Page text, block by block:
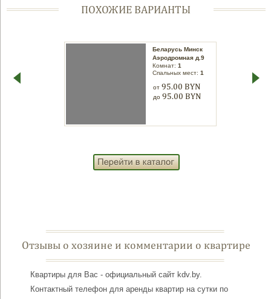
ПОХОЖИЕ ВАРИАНТЫ
Комнат:
Спальных мест:
Беларусь Минск
Аэродромная д.9
Комнат: 1
Спальных мест: 1
от 95.00 BYN
до 95.00 BYN
Отзывы о хозяине и комментарии о квартире
Квартиры для Вас - официальный сайт kdv.by.
Контактный телефон для аренды квартир на сутки по